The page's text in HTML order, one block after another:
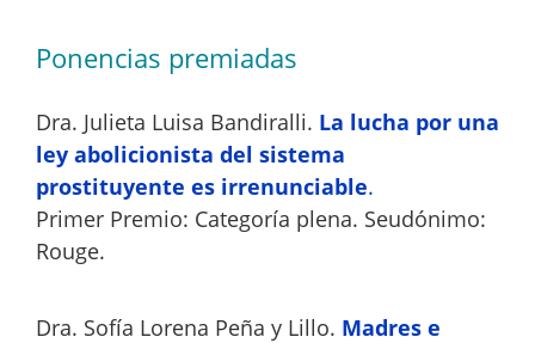
Ponencias premiadas
Dra. Julieta Luisa Bandiralli. La lucha por una
ley abolicionista del sistema
prostituyente es irrenunciable.
Primer Premio: Categoría plena. Seudónimo:
Rouge.
Dra. Sofía Lorena Peña y Lillo. Madres e